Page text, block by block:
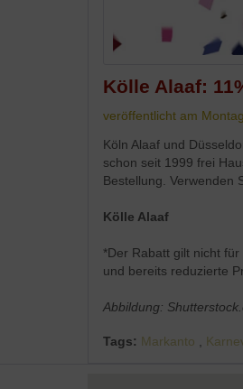
Kölle Alaaf:
veröffentlicht am
Köln Alaaf und
schon seit 1999 frei
Bestellung. Verwenden
Kölle Alaaf
*Der Rabatt gilt nicht
und bereits reduzierte
Abbildung:
Tags: Markanto ,